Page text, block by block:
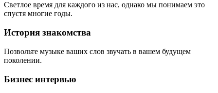
Светлое время для каждого из нас, однако мы понимаем это
спустя многие годы.
История знакомства
Позвольте музыке ваших слов звучать в вашем будущем
поколении.
Бизнес интервью